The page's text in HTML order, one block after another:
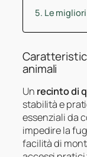
Le
animali
Un recinto di
stabilità e
essenziali da
impedire la
facilità di